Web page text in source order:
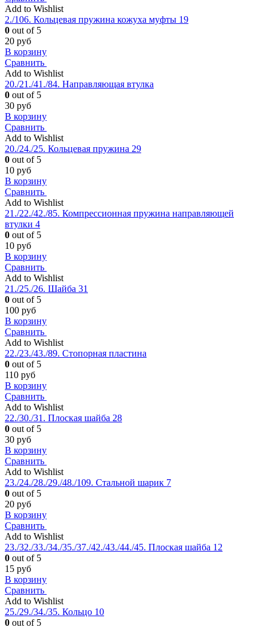
Add to Wishlist
2./106. Кольцевая пружина кожуха муфты 19
0 out of 5
20 руб
В корзину
Сравнить
Add to Wishlist
20./21./41./84. Направляющая втулка
0 out of 5
30 руб
В корзину
Сравнить
Add to Wishlist
20./24./25. Кольцевая пружина 29
0 out of 5
10 руб
В корзину
Сравнить
Add to Wishlist
21./22./42./85. Компрессионная пружина направляющей
втулки 4
0 out of 5
10 руб
В корзину
Сравнить
Add to Wishlist
21./25./26. Шайба 31
0 out of 5
100 руб
В корзину
Сравнить
Add to Wishlist
22./23./43./89. Стопорная пластина
0 out of 5
110 руб
В корзину
Сравнить
Add to Wishlist
22./30./31. Плоская шайба 28
0 out of 5
30 руб
В корзину
Сравнить
Add to Wishlist
23./24./28./29./48./109. Стальной шарик 7
0 out of 5
20 руб
В корзину
Сравнить
Add to Wishlist
23./32./33./34./35./37./42./43./44./45. Плоская шайба 12
0 out of 5
15 руб
В корзину
Сравнить
Add to Wishlist
25./29./34./35. Кольцо 10
0 out of 5